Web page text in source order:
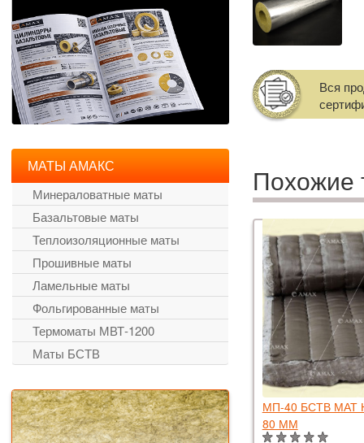
Вся
Похожие
БСТВ МАТ НА БАЗАЛЬТОВОЙ ТКАНИ
МП-40 БСТВ МАТ
80 ММ
МАТЫ АМАКС
Минераловатные маты
Базальтовые маты
Теплоизоляционные маты
Прошивные маты
Ламельные маты
Фольгированные маты
Термоматы МВТ-1200
Маты БСТВ